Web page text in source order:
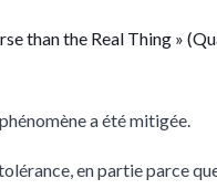
than the Real Thing » (
a été mitigée.
en partie parce